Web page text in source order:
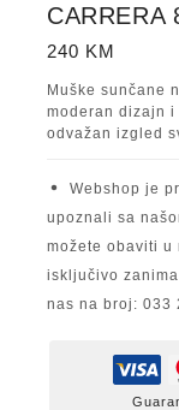
CARRERA
240 KM
Muške sunčane
moderan dizajn i
odvažan izgled
Webshop je
upoznali sa
možete obaviti u
isključivo
nas na broj: 033